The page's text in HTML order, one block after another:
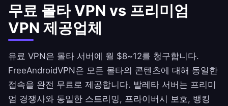
무료 몰타 VPN vs 프리미엄
VPN 제공업체
유료 VPN은 몰타 서버에 월 $8~12를 청구합니다.
FreeAndroidVPN은 모든 몰타의 콘텐츠에 대해 동일한
접속을 완전 무료로 제공합니다. 발레타 서버는 프리미
엄 경쟁사와 동일한 스트리밍, 프라이버시 보호, 뱅킹